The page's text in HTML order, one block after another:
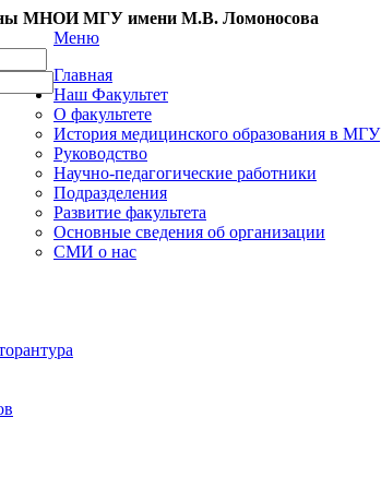
МНОИ МГУ имени М.В. Ломоносова
Меню
Главная
Наш Факультет
О факультете
История медицинского образования в МГУ
Руководство
Научно-педагогические работники
Подразделения
Развитие факультета
Основные сведения об организации
СМИ о нас